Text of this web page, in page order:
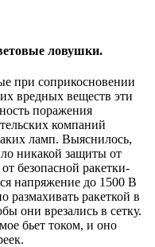
ловушки.
при соприкосновении
вредных веществ эти
поражения
компаний
ламп. Выяснилось,
никакой защиты от
безопасной ракетки-
напряжение до 1500 В
размахивать ракеткой в
они врезались в сетку.
бьет током, и оно